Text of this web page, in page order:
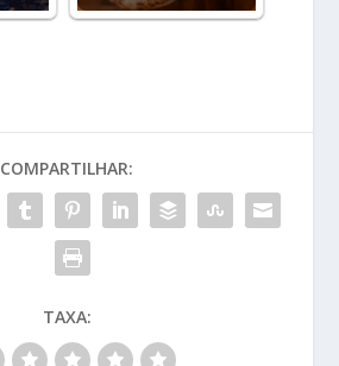
COMPARTILHAR:
TAXA: